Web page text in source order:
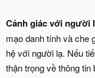
Cảnh giác với người
mạo danh tính và che
hệ với người lạ. Nếu
thận trọng về thông